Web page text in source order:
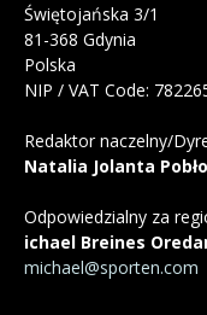
Świętojańska 3/1
81-368 Gdynia
Polska
NIP / VAT Code:
Redaktor naczelny/
Natalia Jolanta
Odpowiedzialny za
ichael Breines
michael@sporten.com